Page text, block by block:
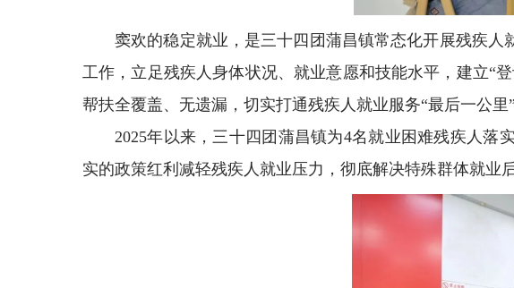
窦欢的稳定就业，是三十四团蒲昌镇常态化开展残疾
工作，立足残疾人身体状况、就业意愿和技能水平，建立“
帮扶全覆盖、无遗漏，切实打通残疾人就业服务“最后一公里”
2025年以来，三十四团蒲昌镇为4名就业困难残疾人落
实的政策红利减轻残疾人就业压力，彻底解决特殊群体就业